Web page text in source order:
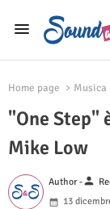
Home page Musica
"One Step"
Mike Low
Author -person
13